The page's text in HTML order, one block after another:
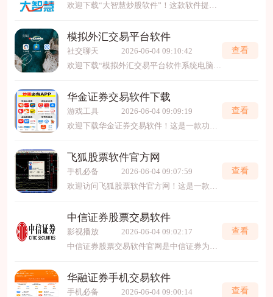
欢迎下载“大智慧炒股软件”！这款软件提供丰富的股票行情、实时资讯和专业分析，帮助您轻松掌握市场动态。操作简便，适合新手和专业投资者使用。内置多种交易工具，支持多股实时监
模拟外汇交易平台软件
社交聊天
2026-06-04 09:10:42
欢迎下载“模拟外汇交易平台软件系统电脑版2025最新”！这款软件提供真实模拟外汇市场的交易体验，适合新手学习和老手练习操作。界面简洁友好，功能丰富，包括实时行情、技术分析、
查看
华金证券交易软件下载
游戏工具
2026-06-04 09:09:19
欢迎下载华金证券交易软件！这是一款功能全面、安全可靠的官方交易平台，为您提供实时行情、快速交易、专业资讯与智能工具。无论您是资深投资者还是市场新手，都能享受便捷的股票
查看
飞狐股票软件官方网
手机必备
2026-06-04 09:07:59
欢迎访问飞狐股票软件官方网！这是一款专业的证券分析工具，集实时行情、智能选股、深度图表分析于一体，帮助您精准把握投资机会。软件功能强大，操作便捷，是您投资决策的得力助手。
查看
中信证券股票交易软件
影视播放
2026-06-04 09:02:17
中信证券股票交易软件官网是中信证券为投资者提供的专业交易平台入口，整合了股票、基金、债券等多元化金融产品的实时交易服务。官网提供Windows、Mac、iOS及Android等多终端
查看
华融证券手机交易软件
手机必备
2026-06-04 09:00:14
查看